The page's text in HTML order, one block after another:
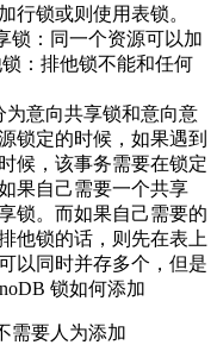
行锁或则使用表锁。
锁：同一个资源可以加
：排他锁不能和任何
为意向共享锁和意向意
锁定的时候，如果遇到
候，该事务需要在锁定
果自己需要一个共享
锁。而如果自己需要的
他锁的话，则先在表上
以同时并存多个，但是
锁如何添加
需要人为添加